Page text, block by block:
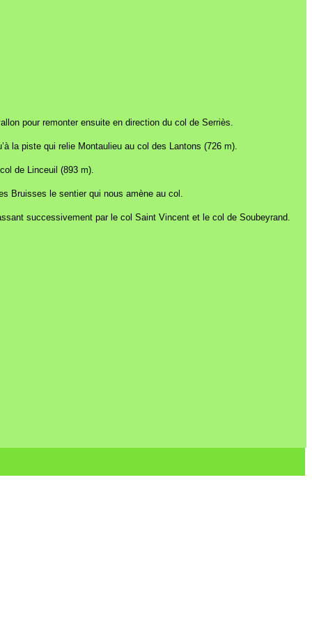
pour remonter ensuite en direction du col de Serriès.
la piste qui relie Montaulieu au col des Lantons (726 m).
de Linceuil (893 m).
Bruisses le sentier qui nous amène au col.
successivement par le col Saint Vincent et le col de Soubeyrand.